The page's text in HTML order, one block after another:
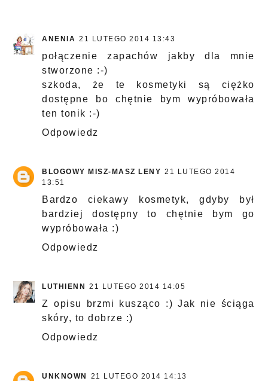
ANENIA 21 LUTEGO 2014 13:43
połączenie zapachów jakby dla mnie
stworzone :-)
szkoda, że te kosmetyki są ciężko
dostępne bo chętnie bym wypróbowała
ten tonik :-)
Odpowiedz
BLOGOWY MISZ-MASZ LENY 21 LUTEGO 2014
13:51
Bardzo ciekawy kosmetyk, gdyby był
bardziej dostępny to chętnie bym go
wypróbowała :)
Odpowiedz
LUTHIENN 21 LUTEGO 2014 14:05
Z opisu brzmi kusząco :) Jak nie ściąga
skóry, to dobrze :)
Odpowiedz
UNKNOWN 21 LUTEGO 2014 14:13